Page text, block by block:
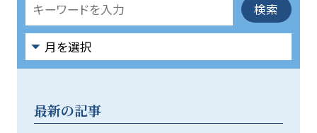
最新の記事